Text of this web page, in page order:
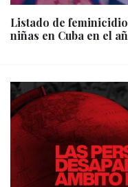
Listado de
niñas en Cuba en el